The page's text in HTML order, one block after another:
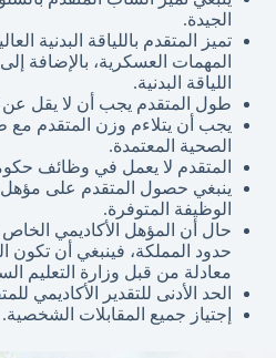
الجيدة.
تميز المتقدم باللياقة البدنية
المهمات العسكرية، بالإضافة
اللياقة البدنية.
طول المتقدم يجب أن لا يقل عن 160 سم.
يجب أن يتلاءم وزن المتقدم مع
الصحية المعتمدة.
المتقدم لا يعمل في وظائف
ينبغي حصول المتقدم على مؤهل
الوظيفة المتوفرة.
حال أن المؤهل الأكاديمي
حدود المملكة، فينبغي أن تكون
معادلة من قبل وزارة التعليم
الحد الأدنى للتقدير الأكاديمي
إجتياز جميع المقابلات الشخصية.